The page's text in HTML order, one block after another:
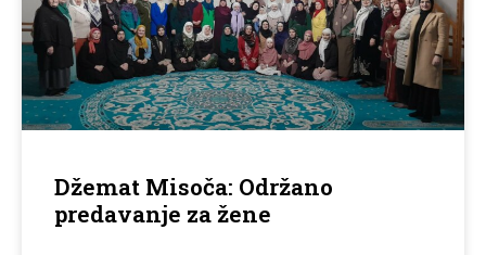
Džemat Misoča: Održano
predavanje za žene